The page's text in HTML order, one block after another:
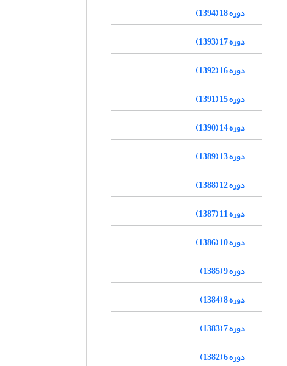
دوره 18 (1394)
دوره 17 (1393)
دوره 16 (1392)
دوره 15 (1391)
دوره 14 (1390)
دوره 13 (1389)
دوره 12 (1388)
دوره 11 (1387)
دوره 10 (1386)
دوره 9 (1385)
دوره 8 (1384)
دوره 7 (1383)
دوره 6 (1382)